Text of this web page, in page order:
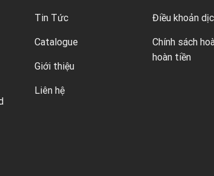
Tin Tức
Catalogue
Giới thiệu
Liên hệ
Điều khoản
Chính sách
hoàn tiền